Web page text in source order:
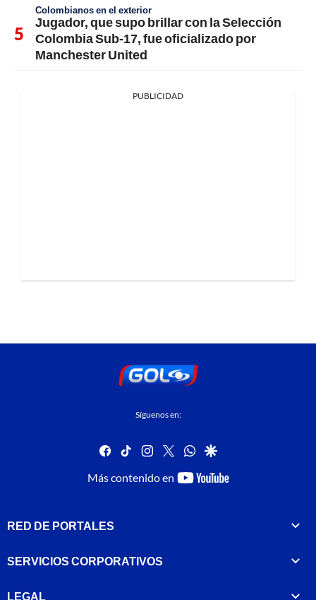
Colombianos en el exterior
Jugador, que supo brillar con la Selección
Colombia Sub-17, fue oficializado por
Manchester United
PUBLICIDAD
Síguenos en:
facebook
tiktok instagram
twitterwhatsapp
google
Más contenido en
youtube-
RED DE PORTALES
SERVICIOS CORPORATIVOS
LEGAL